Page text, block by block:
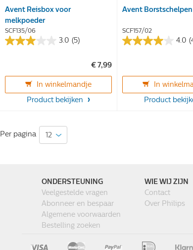
Avent Reisbox voor
melkpoeder
SCF135/06
3.0 (5)
3.0
5
sterren.
€ 7,99
In winkelmandje
Product bekijken
Avent Borstschelpen
SCF157/02
4.0
4.0
5
sterren.
In
Product
Per pagina
ONDERSTEUNING
Veelgestelde vragen
Abonneer en bespaar
Algemene voorwaarden
Bestelling zoeken
WIE WIJ ZIJN
Contact
Over Philips